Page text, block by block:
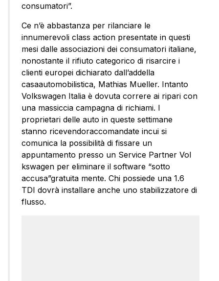
consumatori”.
Ce n’è abbastanza per rilanciare le
innumerevoli class action presentate in questi
mesi dalle associazioni dei consumatori italiane,
nonostante il rifiuto categorico di risarcire i
clienti europei dichiarato dall’addella
casaautomobilistica, Mathias Mueller. Intanto
Volkswagen Italia è dovuta correre ai ripari con
una massiccia campagna di richiami. I
proprietari delle auto in queste settimane
stanno ricevendoraccomandate incui si
comunica la possibilità di fissare un
appuntamento presso un Service Partner Vol
kswagen per eliminare il software “sotto
accusa”gratuita mente. Chi possiede una 1.6
TDI dovrà installare anche uno stabilizzatore di
flusso.